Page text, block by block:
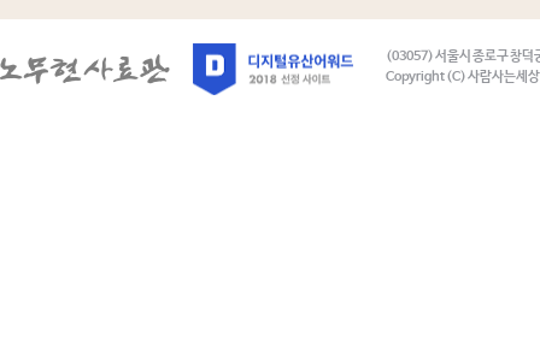
(03057) 서울시 종로구 창덕
Copyright (C) 사람사는세